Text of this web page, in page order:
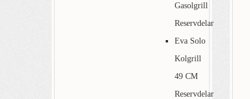
Gasolgrill
Reservdelar
Eva Solo
Kolgrill
49 CM
Reservdelar